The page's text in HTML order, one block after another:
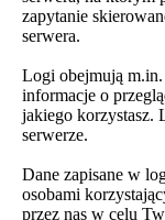
zapytanie
serwera.
Logi obejmują m.in.
informacje o
jakiego korzystasz.
serwerze.
Dane zapisane w
osobami
przez nas w celu